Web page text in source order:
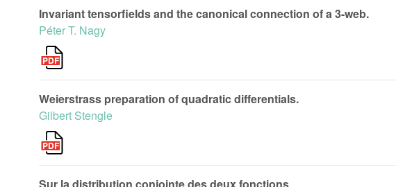
Invariant tensorfields and the canonical connection of a 3-web.
Péter T. Nagy
Weierstrass preparation of quadratic differentials.
Gilbert Stengle